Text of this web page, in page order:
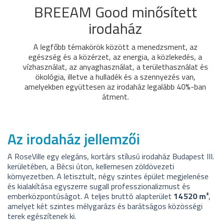
BREEAM Good minősített
irodaház
A legfőbb témakörök között a menedzsment, az
egészség és a közérzet, az energia, a közlekedés, a
vízhasználat, az anyaghasználat, a területhasználat és
ökológia, illetve a hulladék és a szennyezés van,
amelyekben együttesen az irodaház legalább 40%-ban
átment.
Az irodaház jellemzői
A RoseVille egy elegáns, kortárs stílusú irodaház Budapest III.
kerületében, a Bécsi úton, kellemesen zöldövezeti
környezetben. A letisztult, négy szintes épület megjelenése
és kialakítása egyszerre sugall professzionalizmust és
emberközpontúságot. A teljes bruttó alapterület 14 520 m²,
amelyet két szintes mélygarázs és barátságos közösségi
terek egészítenek ki.